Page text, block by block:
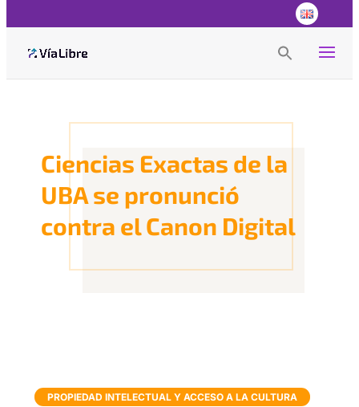
Search Button
Ciencias Exactas de la
UBA se pronunció
contra el Canon Digital
PROPIEDAD INTELECTUAL Y ACCESO A LA CULTURA